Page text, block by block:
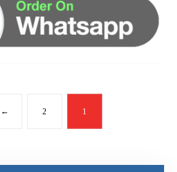
1
2
←